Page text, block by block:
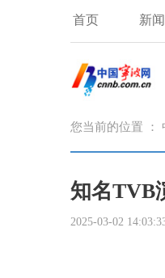
首页 新闻
您当前的位置 ：
知名TVB
2025-03-02